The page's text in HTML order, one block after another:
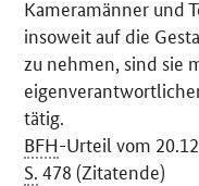
Kameramänner und
insoweit auf die
zu nehmen, sind sie
tätig.
BFH-Urteil vom
S. 478 (Zitatende)